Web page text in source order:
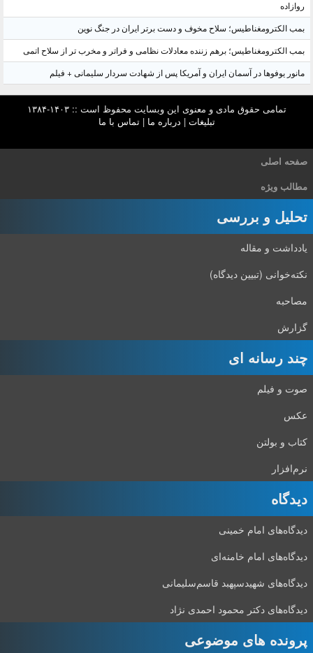
روازاده
بمب الکترومغناطیس؛ سلاح مخوف و دست برتر ایران در جنگ نوین
بمب الکترومغناطیس؛ برهم زننده معادلات نظامی و فراتر و مخرب تر از سلاح اتمی
مانور یوفوها در آسمان ایران و آمریکا پس از شهادت سردار سلیمانی + فیلم
تمامی حقوق مادی و معنوی این وبسایت محفوظ است :: ۱۴۰۳-۱۳۸۴
تبلیغات | درباره ما |تماس با ما
صفحه اصلی
مطالب ویژه
تحلیل و بررسی
یادداشت و مقاله
نکته‌خوانی (تبیین دیدگاه)
مصاحبه
گزارش
چند رسانه ای
صوت و فیلم
عکس
کتاب و بولتن
نرم‌افزار
دیدگاه‌
دیدگاه‌های امام خمینی
دیدگاه‌های امام خامنه‌ای
دیدگاه‌های شهید‌سپهبد قاسم‌سلیمانی
دیدگاه‌های دکتر محمود احمدی نژاد
پرونده های موضوعی